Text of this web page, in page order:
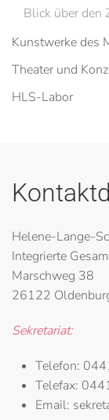
Blick über den
Kunstwerke des
Theater und
HLS-Labor
Helene-Lange-
Integrierte
Marschweg 38
26122
Sekretariat:
Telefon:
Telefax:
Email: